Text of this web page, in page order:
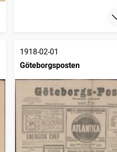
1918-02-01
Göteborgsposten